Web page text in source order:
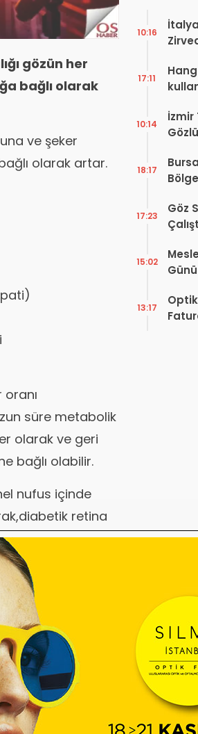
gözün her
bağlı olarak
ve şeker
olarak artar.
süre metabolik
olarak ve geri
bağlı olabilir.
nufus içinde
retina
oluşumlu)
yağ
damar sertliği)
olarak göz siniri
damar
da şekerli
10:16
17:11
İzmir
10:14
18:17
Göz
17:23
15:02
13:17